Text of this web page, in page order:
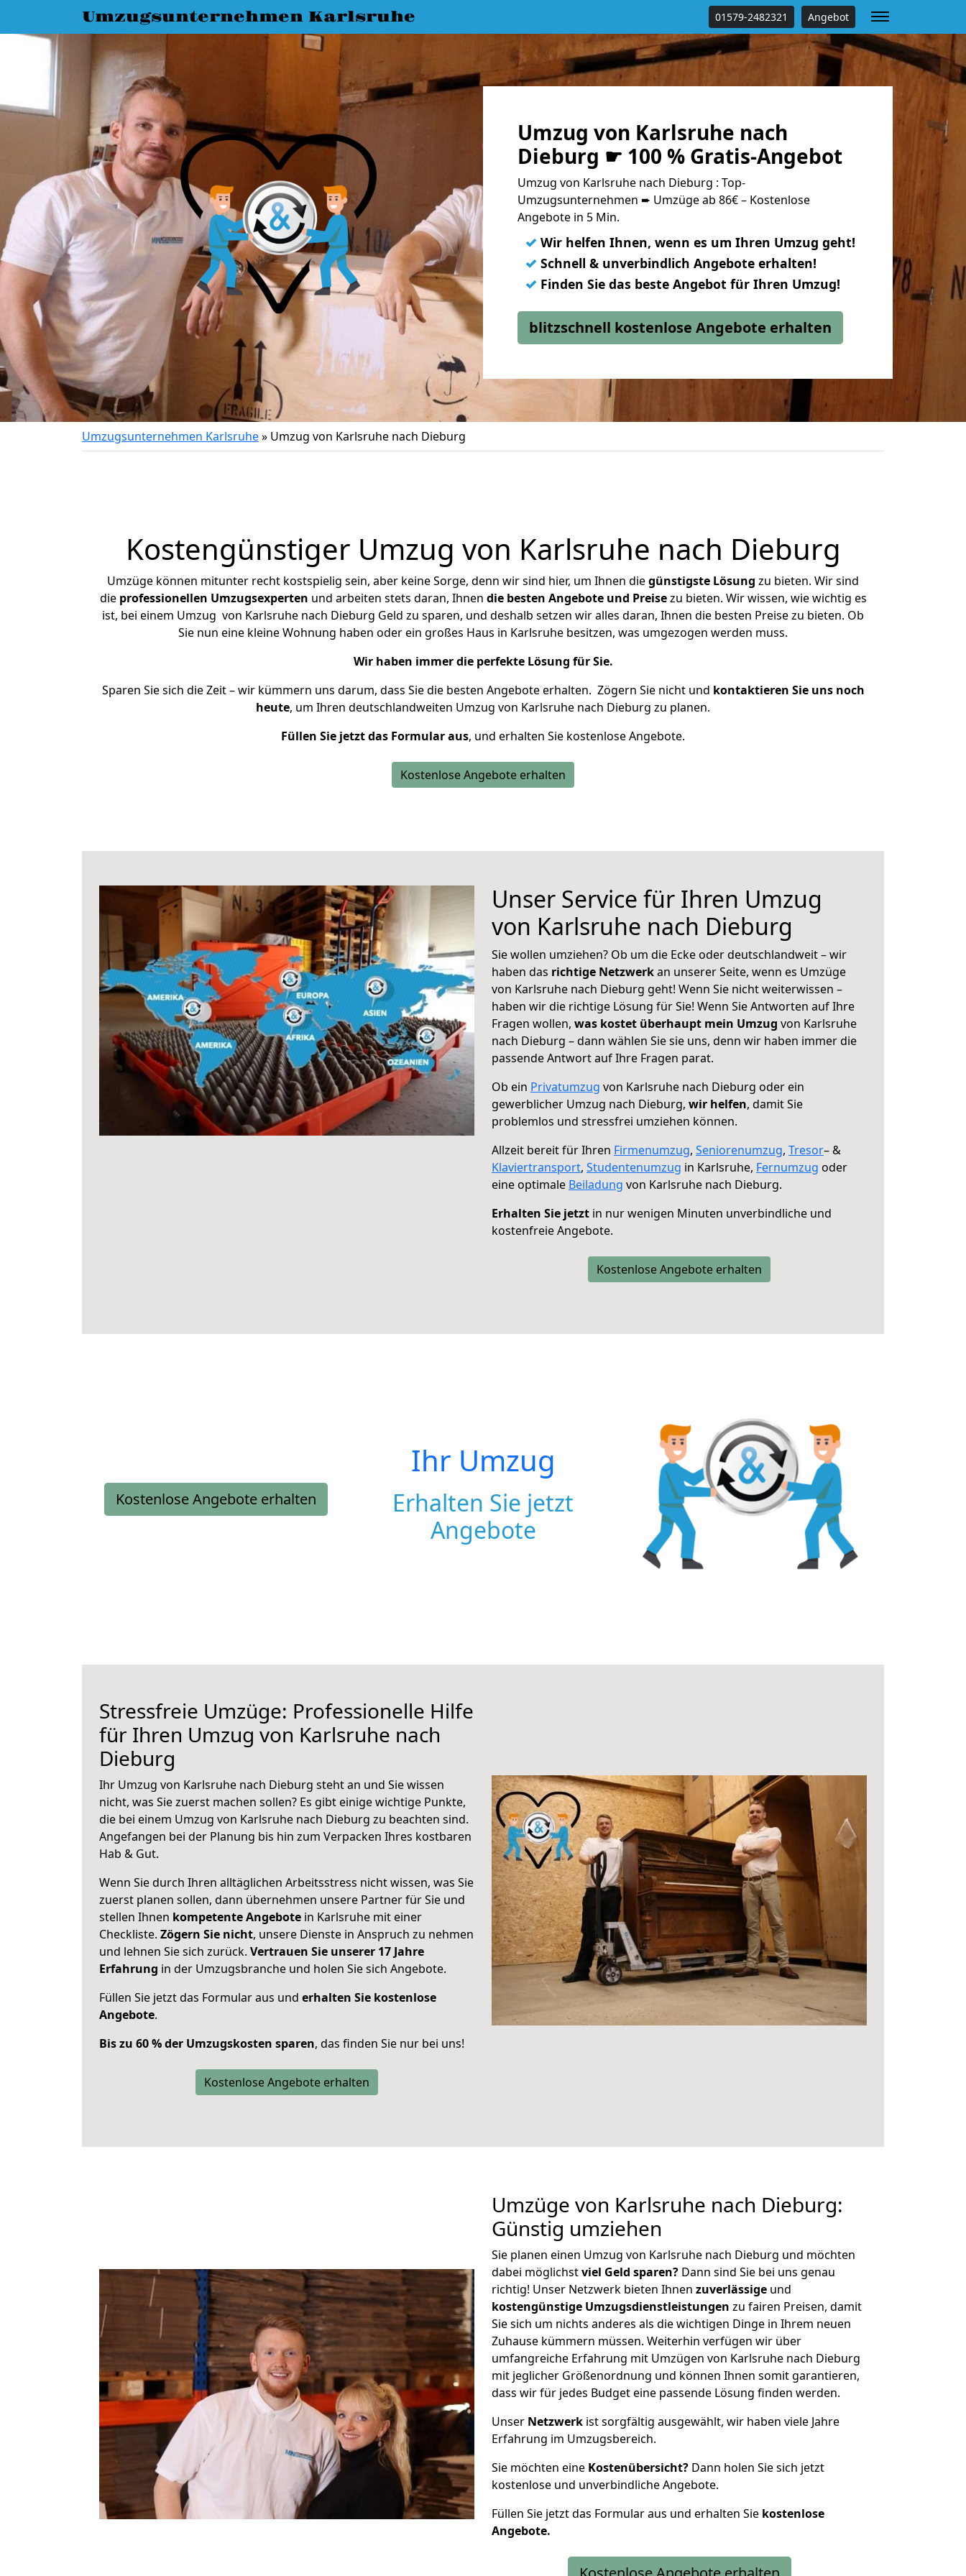
Umzugsunternehmen Karlsruhe 01579-2482321 Angebot
Umzug von Karlsruhe nach
Dieburg ☛ 100 % Gratis-Angebot
Umzug von Karlsruhe nach Dieburg : Top-
Umzugsunternehmen ➨ Umzüge ab 86€ – Kostenlose
Angebote in 5 Min.
✓ Wir helfen Ihnen, wenn es um Ihren Umzug geht!
✓ Schnell & unverbindlich Angebote erhalten!
✓ Finden Sie das beste Angebot für Ihren Umzug!
blitzschnell kostenlose Angebote erhalten
Umzugsunternehmen Karlsruhe» Umzug von Karlsruhe nach Dieburg
Kostengünstiger Umzug von Karlsruhe nach Dieburg
Umzüge können mitunter recht kostspielig sein, aber keine Sorge, denn wir sind hier, um Ihnen diegünstigste Lösung zu bieten. Wir sind
die professionellen Umzugsexperten und arbeiten stets daran, Ihnen die besten Angebote und Preisezu bieten. Wir wissen, wie wichtig es
ist, bei einem Umzug von Karlsruhe nach Dieburg Geld zu sparen, und deshalb setzen wir alles daran, Ihnen die besten Preise zu bieten. Ob
Sie nun eine kleine Wohnung haben oder ein großes Haus in Karlsruhe besitzen, was umgezogen werden muss.
Wir haben immer die perfekte Lösung für Sie.
Sparen Sie sich die Zeit – wir kümmern uns darum, dass Sie die besten Angebote erhalten. Zögern Sie nicht und kontaktieren Sie uns noch
heute, um Ihren deutschlandweiten Umzug von Karlsruhe nach Dieburg zu planen.
Füllen Sie jetzt das Formular aus, und erhalten Sie kostenlose Angebote.
Kostenlose Angebote erhalten
Unser Service für Ihren Umzug
von Karlsruhe nach Dieburg
Sie wollen umziehen? Ob um die Ecke oder deutschlandweit – wir
haben das richtige Netzwerkan unserer Seite, wenn es Umzüge
von Karlsruhe nach Dieburg geht! Wenn Sie nicht weiterwissen –
haben wir die richtige Lösung für Sie! Wenn Sie Antworten auf Ihre
Fragen wollen, was kostet überhaupt mein Umzug von Karlsruhe
nach Dieburg – dann wählen Sie sie uns, denn wir haben immer die
passende Antwort auf Ihre Fragen parat.
Ob ein Privatumzug von Karlsruhe nach Dieburg oder ein
gewerblicher Umzug nach Dieburg, wir helfen, damit Sie
problemlos und stressfrei umziehen können.
Allzeit bereit für Ihren Firmenumzug, Seniorenumzug, Tresor– &
Klaviertransport, Studentenumzug in Karlsruhe, Fernumzug oder
eine optimale Beiladung von Karlsruhe nach Dieburg.
Erhalten Sie jetzt in nur wenigen Minuten unverbindliche und
kostenfreie Angebote.
Kostenlose Angebote erhalten
Kostenlose Angebote erhalten
Ihr Umzug
Erhalten Sie jetzt
Angebote
Stressfreie Umzüge: Professionelle Hilfe
für Ihren Umzug von Karlsruhe nach
Dieburg
Ihr Umzug von Karlsruhe nach Dieburg steht an und Sie wissen
nicht, was Sie zuerst machen sollen? Es gibt einige wichtige Punkte,
die bei einem Umzug von Karlsruhe nach Dieburg zu beachten sind.
Angefangen bei der Planung bis hin zum Verpacken Ihres kostbaren
Hab & Gut.
Wenn Sie durch Ihren alltäglichen Arbeitsstress nicht wissen, was Sie
zuerst planen sollen, dann übernehmen unsere Partner für Sie und
stellen Ihnen kompetente Angebote in Karlsruhe mit einer
Checkliste. Zögern Sie nicht, unsere Dienste in Anspruch zu nehmen
und lehnen Sie sich zurück. Vertrauen Sie unserer 17 Jahre
Erfahrung in der Umzugsbranche und holen Sie sich Angebote.
Füllen Sie jetzt das Formular aus und erhalten Sie kostenlose
Angebote.
Bis zu 60 % der Umzugskosten sparen, das finden Sie nur bei uns!
Kostenlose Angebote erhalten
Umzüge von Karlsruhe nach Dieburg:
Günstig umziehen
Sie planen einen Umzug von Karlsruhe nach Dieburg und möchten
dabei möglichstviel Geld sparen? Dann sind Sie bei uns genau
richtig! Unser Netzwerk bieten Ihnen zuverlässige und
kostengünstige Umzugsdienstleistungen zu fairen Preisen, damit
Sie sich um nichts anderes als die wichtigen Dinge in Ihrem neuen
Zuhause kümmern müssen. Weiterhin verfügen wir über
umfangreiche Erfahrung mit Umzügen von Karlsruhe nach Dieburg
mit jeglicher Größenordnung und können Ihnen somit garantieren,
dass wir für jedes Budget eine passende Lösung finden werden.
Unser Netzwerk ist sorgfältig ausgewählt, wir haben viele Jahre
Erfahrung im Umzugsbereich.
Sie möchten eine Kostenübersicht? Dann holen Sie sich jetzt
kostenlose und unverbindliche Angebote.
Füllen Sie jetzt das Formular aus und erhalten Sie kostenlose
Angebote.